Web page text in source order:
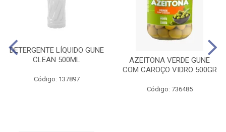
DETERGENTE LÍQUIDO GUNE
CLEAN 500ML
Código: 137897
AZEITONA VERDE GUNE
COM CAROÇO VIDRO 500GR
Código: 736485